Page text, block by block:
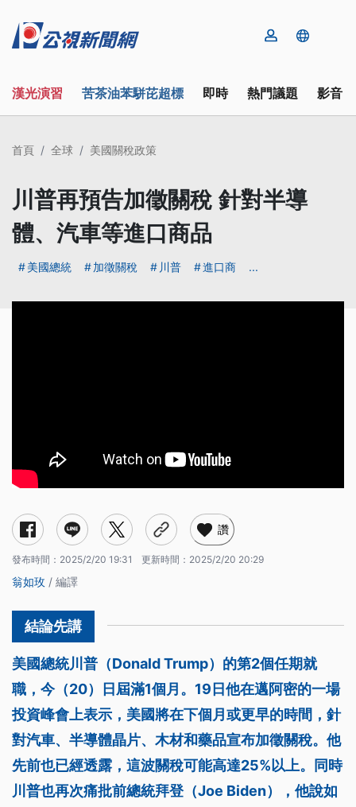
漢光演習 苦茶油苯駢芘超標 即時 熱門議題 影音
首頁 全球 美國關稅政策
川普再預告加徵關稅 針對半導
體、汽車等進口商品
美國總統 加徵關稅 川普 進口商 ...
讚
發布時間： 2025/2/20 19:31 更新時間： 2025/2/20 20:29
翁如玫 / 編譯
美國總統川普（Donald Trump）的第2個任期就
職，今（20）日屆滿1個月。19日他在邁阿密的一場
投資峰會上表示，美國將在下個月或更早的時間，針
對汽車、半導體晶片、木材和藥品宣布加徵關稅。他
先前也已經透露，這波關稅可能高達25%以上。同時
川普也再次痛批前總統拜登（Joe Biden），他說如